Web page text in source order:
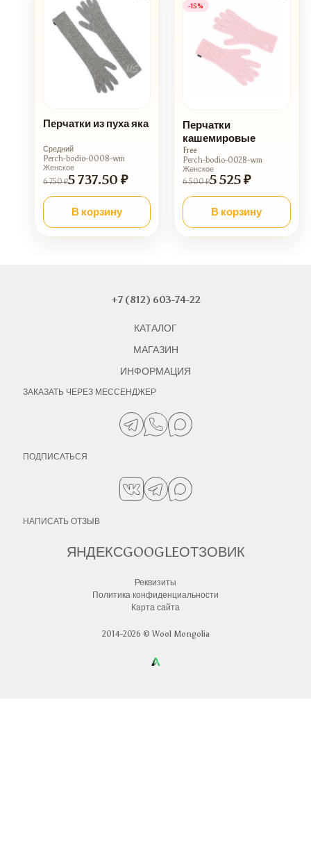
Перчатки из пуха яка
Средний
Perch-bodio-0008-wm
Женское
6 750 ₽5 737.50 ₽
В корзину
Перчатки
кашемировые
Free
Perch-bodio-0028-wm
Женское
6 500 ₽5 525 ₽
В корзину
-15%
+7 (812) 603-74-22
КАТАЛОГ
МАГАЗИН
ИНФОРМАЦИЯ
ЗАКАЗАТЬ ЧЕРЕЗ МЕССЕНДЖЕР
ПОДПИСАТЬСЯ
НАПИСАТЬ ОТЗЫВ
ЯНДЕКСGOOGLEОТЗОВИК
Реквизиты
Политика конфиденциальности
Карта сайта
2014-2026 © Wool Mongolia